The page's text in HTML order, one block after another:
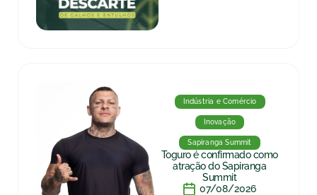
Indústria e Comércio
Inovação
Sapiranga Summit
Toguro é confirmado como
atração do Sapiranga
Summit
07/08/2026